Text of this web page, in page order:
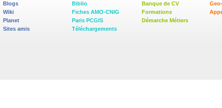
Blogs
Wiki
Planet
Sites amis
Biblio
Fiches AMO-CNIG
Paris PCGIS
Téléchargements
Banque de CV
Formations
Démarche Métiers